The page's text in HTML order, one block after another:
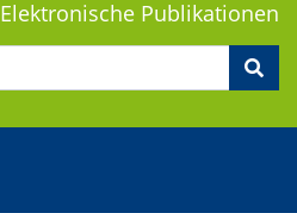
Elektronische Publikationen